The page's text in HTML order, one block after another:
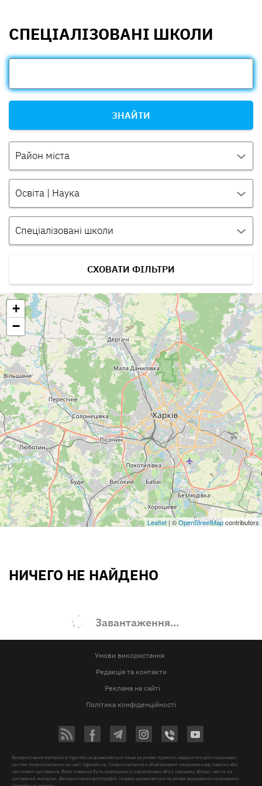
СПЕЦІАЛІЗОВАНІ ШКОЛИ
ЗНАЙТИ
Район міста
Освіта | Наука
Спеціалізовані школи
СХОВАТИ ФІЛЬТРИ
+
−
Leaflet | ©OpenStreetMapcontributors
НИЧЕГО НЕ НАЙДЕНО
Завантаження...
Умови використання
Редакція та контакти
Реклама на сайті
Політика конфіденційності
Використання матеріалів Vgorode.ua дозволяється лише за умови прямого і відкритого для пошукових
систем гіперпосилання на сайт Vgorode.ua. Гіперпосилання є обов'язковим незалежно від повного або
часткового цитування. Воно повинно бути розміщене у підзаголовку або у першому абзаці і вести на
цитований матеріал. Використання фотографій та відео дозволяється за умови вказування на джерело